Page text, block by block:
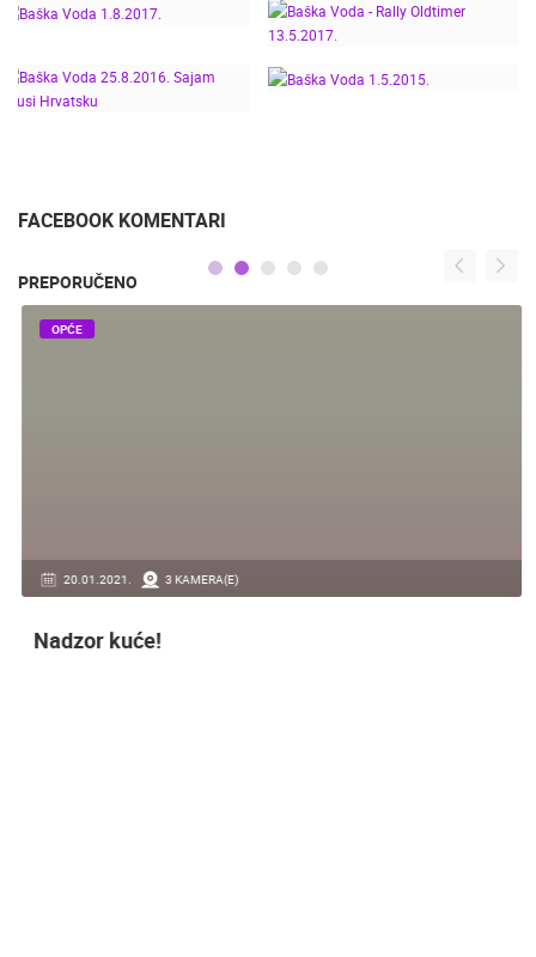
VODI 28.12.2018.
BAŠKA VODA - MARINA
- LJETNI DAN 2018.
OLDTIMER AUTO RALLY
BAŠKA VODA 1.5.2018.
OKUSI HRVATSKU
FACEBOOK KOMENTARI
PREPORUČENO
20.01.2021. 3 KAMERA(E)
OPĆE
Nadzor kuće!